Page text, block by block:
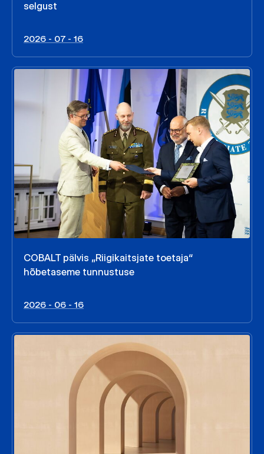
selgust
2026 - 07 - 16
COBALT pälvis „Riigikaitsjate toetaja“
hõbetaseme tunnustuse
2026 - 06 - 16